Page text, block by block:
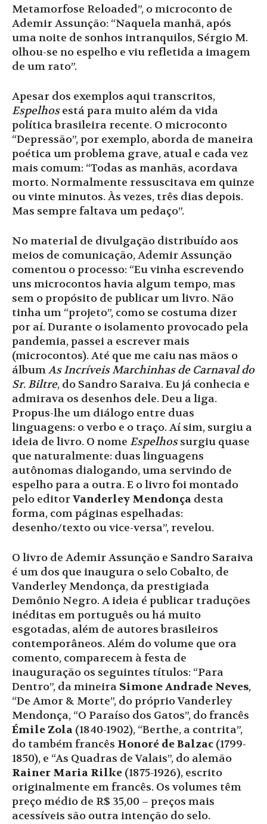
Metamorfose Reloaded”, o microconto de
Ademir Assunção: “Naquela manhã, após
uma noite de sonhos intranquilos, Sérgio M.
olhou-se no espelho e viu refletida a imagem
de um rato”.
Apesar dos exemplos aqui transcritos,
Espelhosestá para muito além da vida
política brasileira recente. O microconto
“Depressão”, por exemplo, aborda de maneira
poética um problema grave, atual e cada vez
mais comum: “Todas as manhãs, acordava
morto. Normalmente ressuscitava em quinze
ou vinte minutos. Às vezes, três dias depois.
Mas sempre faltava um pedaço”.
No material de divulgação distribuído aos
meios de comunicação, Ademir Assunção
comentou o processo: “Eu vinha escrevendo
uns microcontos havia algum tempo, mas
sem o propósito de publicar um livro. Não
tinha um “projeto”, como se costuma dizer
por aí. Durante o isolamento provocado pela
pandemia, passei a escrever mais
(microcontos). Até que me caiu nas mãos o
álbumAs Incríveis Marchinhas de Carnaval do
Sr. Biltre, do Sandro Saraiva. Eu já conhecia e
admirava os desenhos dele. Deu a liga.
Propus-lhe um diálogo entre duas
linguagens: o verbo e o traço. Aí sim, surgiu a
ideia de livro. O nome Espelhossurgiu quase
que naturalmente: duas linguagens
autônomas dialogando, uma servindo de
espelho para a outra. E o livro foi montado
pelo editorVanderley Mendonça desta
forma, com páginas espelhadas:
desenho/texto ou vice-versa”, revelou.
O livro de Ademir Assunção e Sandro Saraiva
é um dos que inaugura o selo Cobalto, de
Vanderley Mendonça, da prestigiada
Demônio Negro. A ideia é publicar traduções
inéditas em português ou há muito
esgotadas, além de autores brasileiros
contemporâneos. Além do volume que ora
comento, comparecem à festa de
inauguração os seguintes títulos: “Para
Dentro”, da mineira Simone Andrade Neves,
“De Amor & Morte”, do próprio Vanderley
Mendonça, “O Paraíso dos Gatos”, do francês
Émile Zola (1840-1902), “Berthe, a contrita”,
do também francês Honoré de Balzac (1799-
1850), e “As Quadras de Valais”, do alemão
Rainer Maria Rilke (1875-1926), escrito
originalmente em francês. Os volumes têm
preço médio de R$ 35,00 – preços mais
acessíveis são outra intenção do selo.